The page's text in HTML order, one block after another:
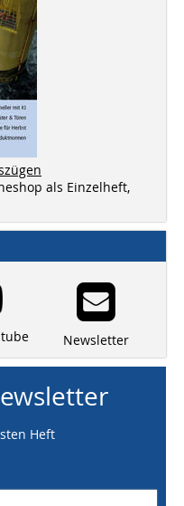
als Einzelheft,
Newsletter
Heft